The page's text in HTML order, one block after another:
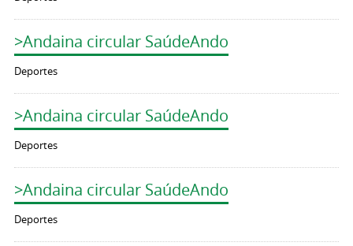
>Andaina circular SaúdeAndo
Deportes
>Andaina circular SaúdeAndo
Deportes
>Andaina circular SaúdeAndo
Deportes